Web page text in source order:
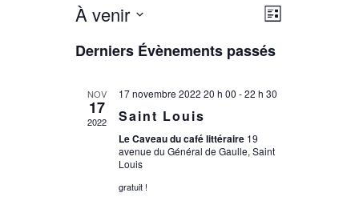
PAR
DE
ÉVÈNEMENT
Liste
À venir
une
Derniers Évènements passés
NOV
17
2022
17 novembre 2022 20 h 00 -22 h 30
Saint Louis
Le Caveau du café littéraire 19
avenue du Général de Gaulle, Saint
Louis
gratuit !